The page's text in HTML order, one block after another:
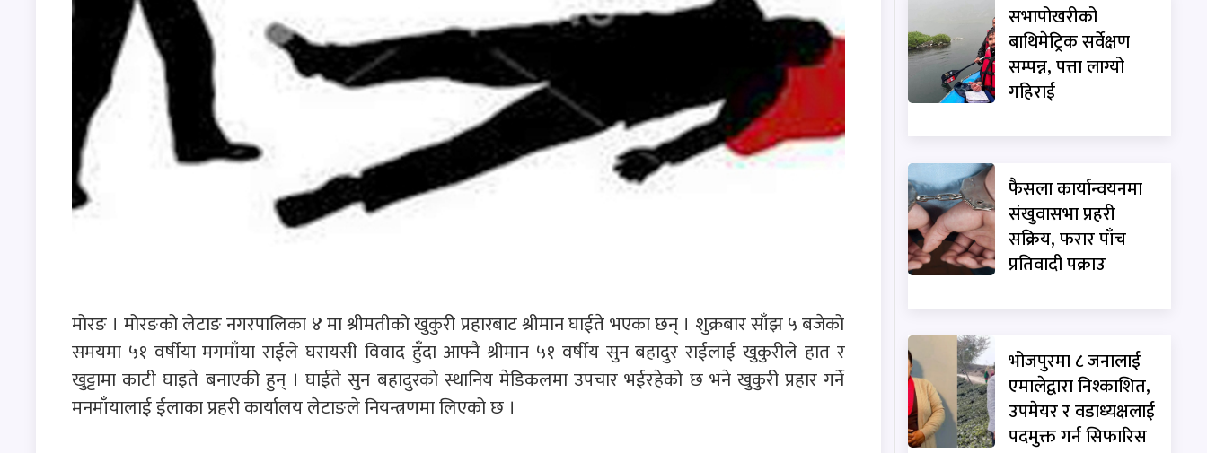
मोरङ । मोरङको लेटाङ नगरपालिका ४ मा श्रीमतीको खुकुरी प्रहारबाट श्रीमान घाईते भएका छन् । शुक्रबार साँझ ५ बजेको
समयमा ५१ वर्षीया मगमाँया राईले घरायसी विवाद हुँदा आफ्नै श्रीमान ५१ वर्षीय सुन बहादुर राईलाई खुकुरीले हात र
खुट्टामा काटी घाइते बनाएकी हुन् । घाईते सुन बहादुरको स्थानिय मेडिकलमा उपचार भईरहेको छ भने खुकुरी प्रहार गर्ने
मनमाँयालाई ईलाका प्रहरी कार्यालय लेटाङले नियन्त्रणमा लिएको छ ।
सभापोखरीको
बाथिमेट्रिक सर्वेक्षण
सम्पन्न, पत्ता लाग्यो
गहिराई
फैसला कार्यान्वयनमा
संखुवासभा प्रहरी
सक्रिय, फरार पाँच
प्रतिवादी पक्राउ
भोजपुरमा ८ जनालाई
एमालेद्वारा निश्काशित,
उपमेयर र वडाध्यक्षलाई
पदमुक्त गर्न सिफारिस